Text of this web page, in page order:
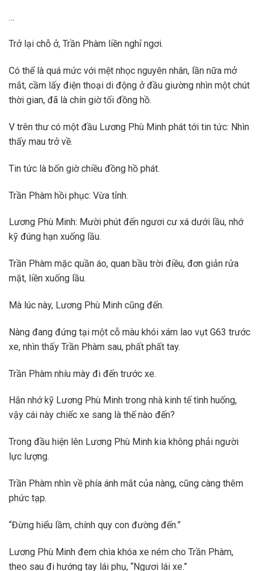
…
Trở lại chỗ ở, Trần Phàm liền nghỉ ngơi.
Có thể là quá mức với mệt nhọc nguyên nhân, lần nữa mở
mắt, cầm lấy điện thoại di động ở đầu giường nhìn một chút
thời gian, đã là chín giờ tối đồng hồ.
V trên thư có một đầu Lương Phù Minh phát tới tin tức: Nhìn
thấy mau trở về.
Tin tức là bốn giờ chiều đồng hồ phát.
Trần Phàm hồi phục: Vừa tỉnh.
Lương Phù Minh: Mười phút đến ngươi cư xá dưới lầu, nhớ
kỹ đúng hạn xuống lầu.
Trần Phàm mặc quần áo, quan bầu trời điều, đơn giản rửa
mặt, liền xuống lầu.
Mà lúc này, Lương Phù Minh cũng đến.
Nàng đang đứng tại một cỗ màu khói xám lao vụt G63 trước
xe, nhìn thấy Trần Phàm sau, phất phất tay.
Trần Phàm nhíu mày đi đến trước xe.
Hắn nhớ kỹ Lương Phù Minh trong nhà kinh tế tình huống,
vậy cái này chiếc xe sang là thế nào đến?
Trong đầu hiện lên Lương Phù Minh kia không phải người
lực lượng.
Trần Phàm nhìn về phía ánh mắt của nàng, cũng càng thêm
phức tạp.
“Đừng hiểu lầm, chính quy con đường đến.”
Lương Phù Minh đem chìa khóa xe ném cho Trần Phàm,
theo sau đi hướng tay lái phụ, “Ngươi lái xe.”